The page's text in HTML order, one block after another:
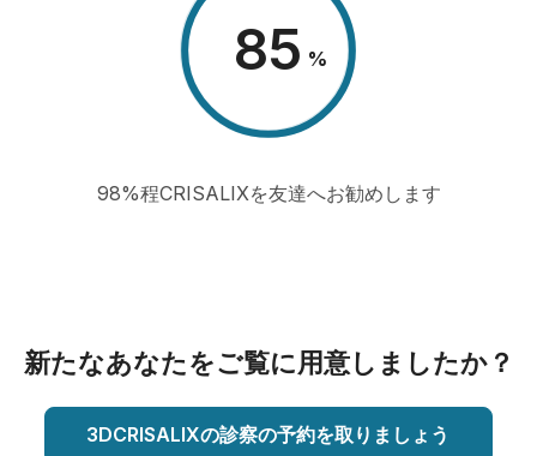
98 %
98%程CRISALIXを友達へお勧めします
新たなあなたをご覧に用意しましたか？
3DCRISALIXの診察の予約を取りましょう